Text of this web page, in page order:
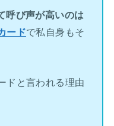
呼び声が高いのは
ードで私自身もそ
ドと言われる理由